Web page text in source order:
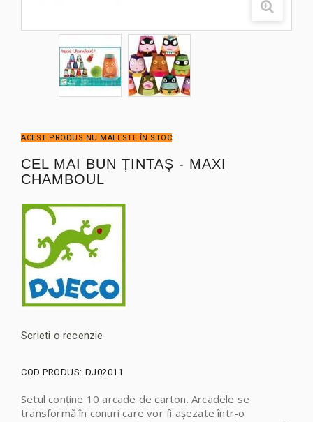
ACEST PRODUS NU MAI ESTE ÎN STOC
CEL MAI BUN ȚINTAȘ - MAXI
CHAMBOUL
Scrieti o recenzie
COD PRODUS: DJ02011
Setul conține 10 arcade de carton. Arcadele se
transformă în conuri care vor fi așezate într-o